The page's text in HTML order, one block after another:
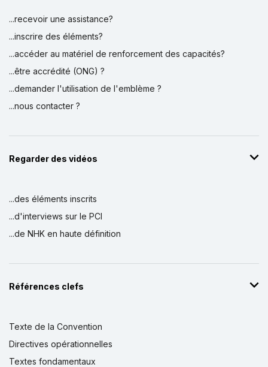
...recevoir une assistance?
...inscrire des éléments?
...accéder au matériel de renforcement des capacités?
...être accrédité (ONG) ?
...demander l'utilisation de l'emblème ?
...nous contacter ?
Regarder des vidéos
...des éléments inscrits
...d'interviews sur le PCI
...de NHK en haute définition
Références clefs
Texte de la Convention
Directives opérationnelles
Textes fondamentaux